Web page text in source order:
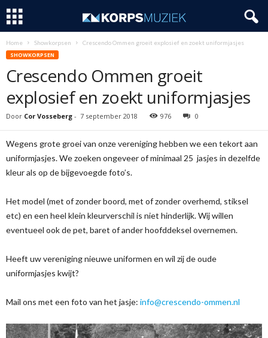
Home Showkorpsen Crescendo Ommen groeit explosief en zoekt uniformjasjes
SHOWKORPSEN
Crescendo Ommen groeit
explosief en zoekt uniformjasjes
Door Cor Vosseberg - 7 september 2018 976 0
Wegens grote groei van onze vereniging hebben we een tekort aan
uniformjasjes. We zoeken ongeveer of minimaal 25 jasjes in dezelfde
kleur als op de bijgevoegde foto’s.
Het model (met of zonder boord, met of zonder overhemd, stiksel
etc) en een heel klein kleurverschil is niet hinderlijk. Wij willen
eventueel ook de pet, baret of ander hoofddeksel overnemen.
Heeft uw vereniging nieuwe uniformen en wil zij de oude
uniformjasjes kwijt?
Mail ons met een foto van het jasje: info@crescendo-ommen.nl